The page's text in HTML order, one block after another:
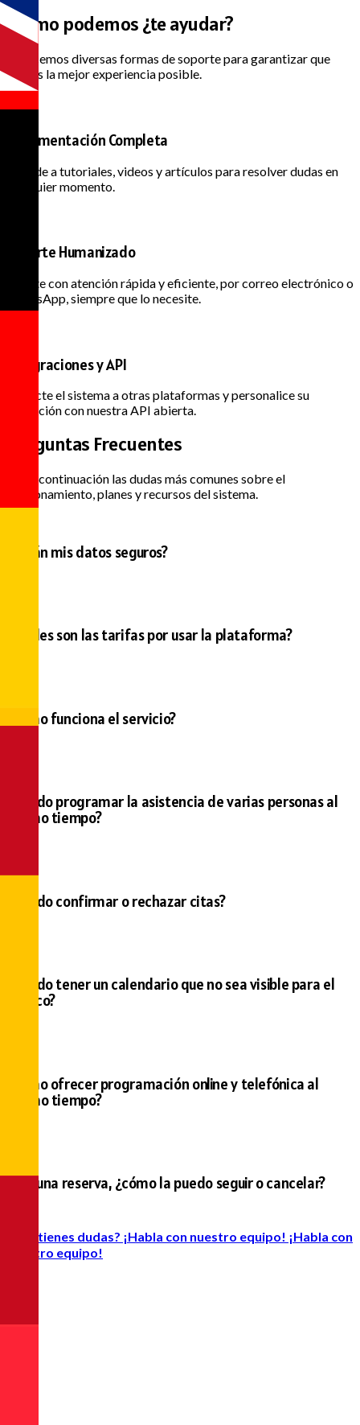
¿cómo podemos¿te ayudar?
Ofrecemos diversas formas de soporte para garantizar que
tengas la mejor experiencia posible.
Documentación Completa
Accede a tutoriales, videos y artículos para resolver dudas en
cualquier momento.
Soporte Humanizado
Cuente con atención rápida y eficiente, por correo electrónico o
WhatsApp, siempre que lo necesite.
Integraciones y API
Conecte el sistema a otras plataformas y personalice su
operación con nuestra API abierta.
Preguntas Frecuentes
Vea a continuación las dudas más comunes sobre el
funcionamiento, planes y recursos del sistema.
¿Están mis datos seguros?
¿Cuáles son las tarifas por usar la plataforma?
¿Cómo funciona el servicio?
¿Puedo programar la asistencia de varias personas al
mismo tiempo?
¿Puedo confirmar o rechazar citas?
¿Puedo tener un calendario que no sea visible para el
público?
¿Cómo ofrecer programación online y telefónica al
mismo tiempo?
Hice una reserva, ¿cómo la puedo seguir o cancelar?
¿Aún tienes dudas? ¡Habla con nuestro equipo! ¡Habla con
nuestro equipo!